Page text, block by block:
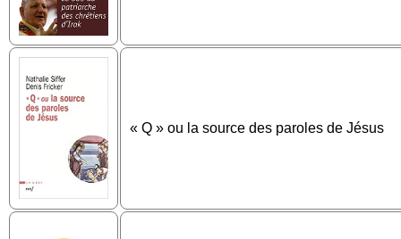
« Q » ou la source des paroles de Jésus